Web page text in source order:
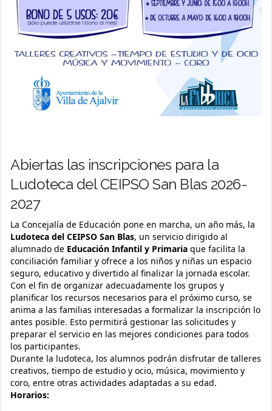
Abiertas las inscripciones para la
Ludoteca del CEIPSO San Blas 2026-
2027
La Concejalía de Educación pone en marcha, un año más, la
Ludoteca del CEIPSO San Blas, un servicio dirigido al
alumnado de Educación Infantil y Primaria que facilita la
conciliación familiar y ofrece a los niños y niñas un espacio
seguro, educativo y divertido al finalizar la jornada escolar.
Con el fin de organizar adecuadamente los grupos y
planificar los recursos necesarios para el próximo curso, se
anima a las familias interesadas a formalizar la inscripción lo
antes posible. Esto permitirá gestionar las solicitudes y
preparar el servicio en las mejores condiciones para todos
los participantes.
Durante la ludoteca, los alumnos podrán disfrutar de talleres
creativos, tiempo de estudio y ocio, música, movimiento y
coro, entre otras actividades adaptadas a su edad.
Horarios: